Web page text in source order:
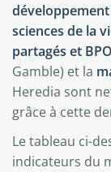
sciences de la
partagés et BPO
Gamble) et la
Heredia sont
grâce à cette
Le tableau ci-
indicateurs du